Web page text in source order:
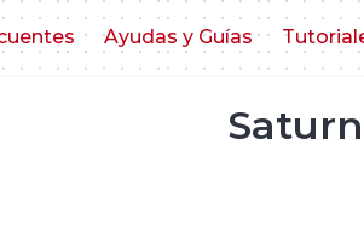
Ayudas y Guías